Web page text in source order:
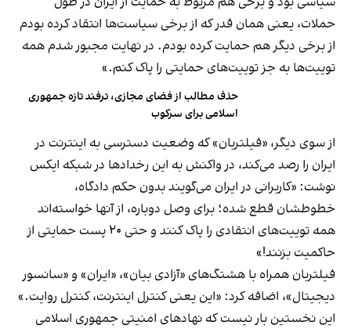
حملات، یعنی همان قدر که از برخی سیاست‌ها انتقاد کرده بودم
از برخی دیگر هم حمایت کرده بودم. در نهایت مجبور شدم همه
توییت‌ها به جز توییت‌های حمایتی را پاک کنم.»
حذف مطالب از فضای مجازی، ترفند تازه جمهوری
اسلامی برای سرکوب
از سوی دیگر، «فیلتربان» که وضعیت دسترسی به اینترنت در
ایران را رصد می‌کند، در واکنش به این رخدادها در شبکه ایکس
نوشت: «کاربرانی در ایران می‌گویند بدون حکم دادگاه،
خطوطشان قطع شده؛ برای وصل دوباره، از آنها خواسته‌اند
همه توییت‌های انتقادی را پاک کنند و حتی ۲۰ پست حمایتی از
حاکمیت بزنند!»
فیلتربان همراه با هشتگ‌های «آزادی بیان»، «ایران» و «سانسور
دیجیتال»، اضافه کرد: «این یعنی کنترل اینترنت، کنترل روایت.»
این نخستین بار نیست که نهادهای امنیتی جمهوری اسلامی